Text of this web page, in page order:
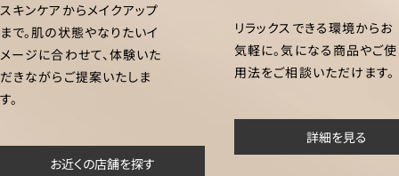
スキンケアからメイクアップ
まで。肌の状態やなりたいイ
メージに合わせて、体験いた
だきながらご提案いたしま
す。
お近くの店舗を探す
リラックスできる環境からお
気軽に。気になる商品やご使
用法をご相談いただけます。
詳細を見る